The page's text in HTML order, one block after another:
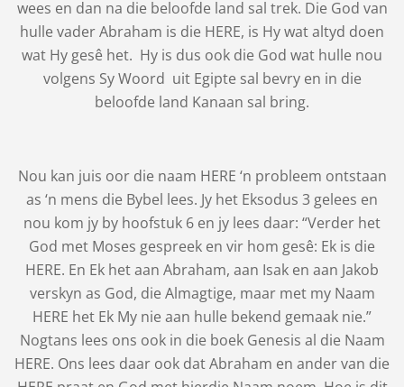
wees en dan na die beloofde land sal trek. Die God van
hulle vader Abraham is die HERE, is Hy wat altyd doen
wat Hy gesê het. Hy is dus ook die God wat hulle nou
volgens Sy Woord uit Egipte sal bevry en in die
beloofde land Kanaan sal bring.
Nou kan juis oor die naam HERE ‘n probleem ontstaan
as ‘n mens die Bybel lees. Jy het Eksodus 3 gelees en
nou kom jy by hoofstuk 6 en jy lees daar: “Verder het
God met Moses gespreek en vir hom gesê: Ek is die
HERE. En Ek het aan Abraham, aan Isak en aan Jakob
verskyn as God, die Almagtige, maar met my Naam
HERE het Ek My nie aan hulle bekend gemaak nie.”
Nogtans lees ons ook in die boek Genesis al die Naam
HERE. Ons lees daar ook dat Abraham en ander van die